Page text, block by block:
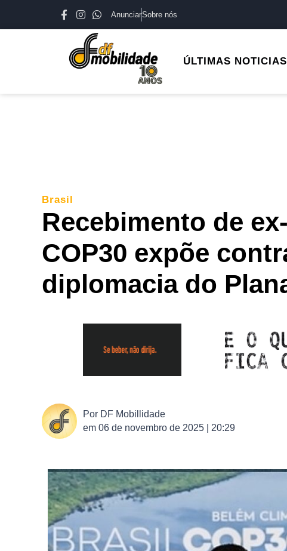
AnunciarSobre nós
ÚLTIMAS NOTICIAS
Brasil
Recebimento de
COP30 expõe
diplomacia do
Por DF Mobillidade
em 06 de novembro de 2025 | 20:29